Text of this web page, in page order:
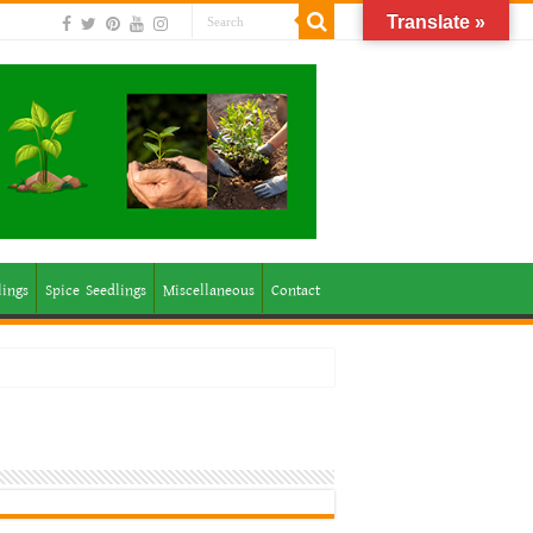
Spice Seedlings Miscellaneous Contact
Translate »